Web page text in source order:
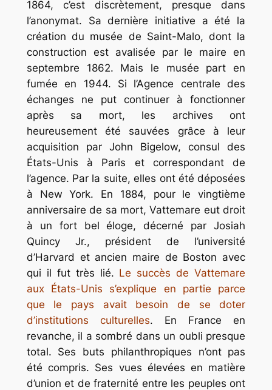
1864, c’est discrètement, presque dans
l’anonymat. Sa dernière initiative a été la
création du musée de Saint-Malo, dont la
construction est avalisée par le maire en
septembre 1862. Mais le musée part en
fumée en 1944. Si l’Agence centrale des
échanges ne put continuer à fonctionner
après sa mort, les archives ont
heureusement été sauvées grâce à leur
acquisition par John Bigelow, consul des
États-Unis à Paris et correspondant de
l’agence. Par la suite, elles ont été déposées
à New York. En 1884, pour le vingtième
anniversaire de sa mort, Vattemare eut droit
à un fort bel éloge, décerné par Josiah
Quincy Jr., président de l’université
d’Harvard et ancien maire de Boston avec
qui il fut très lié. Le succès de Vattemare
aux États-Unis s’explique en partie parce
que le pays avait besoin de se doter
d’institutions culturelles. En France en
revanche, il a sombré dans un oubli presque
total. Ses buts philanthropiques n’ont pas
été compris. Ses vues élevées en matière
d’union et de fraternité entre les peuples ont